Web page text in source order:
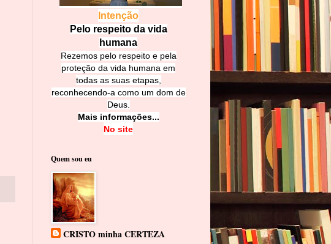
Intenção
Pelo respeito da vida
humana
Rezemos pelo respeito e pela
proteção da vida humana em
todas as suas etapas,
reconhecendo-a como um dom de
Deus.
Mais informações...
No site
Quem sou eu
CRISTO minha CERTEZA